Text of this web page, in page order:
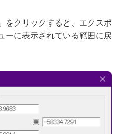
をクリックすると、エクスポ
ーに表示されている範囲に戻